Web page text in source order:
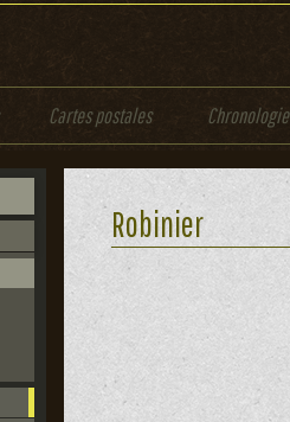
Cartes postales Chronologie
Robinier